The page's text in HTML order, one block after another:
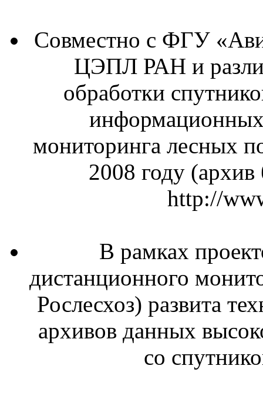
Совместно с ФГУ
ЦЭПЛ РАН и
обработки
информационных
мониторинга лесных
2008 году (архив
http://
В рамках
дистанционного
Рослесхоз) развита
архивов данных
со